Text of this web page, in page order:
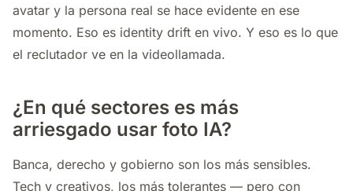
avatar y la persona real se hace evidente en ese
momento. Eso es identity drift en vivo. Y eso es lo que
el reclutador ve en la videollamada.
¿En qué sectores es más
arriesgado usar foto IA?
Banca, derecho y gobierno son los más sensibles.
Tech y creativos, los más tolerantes — pero con